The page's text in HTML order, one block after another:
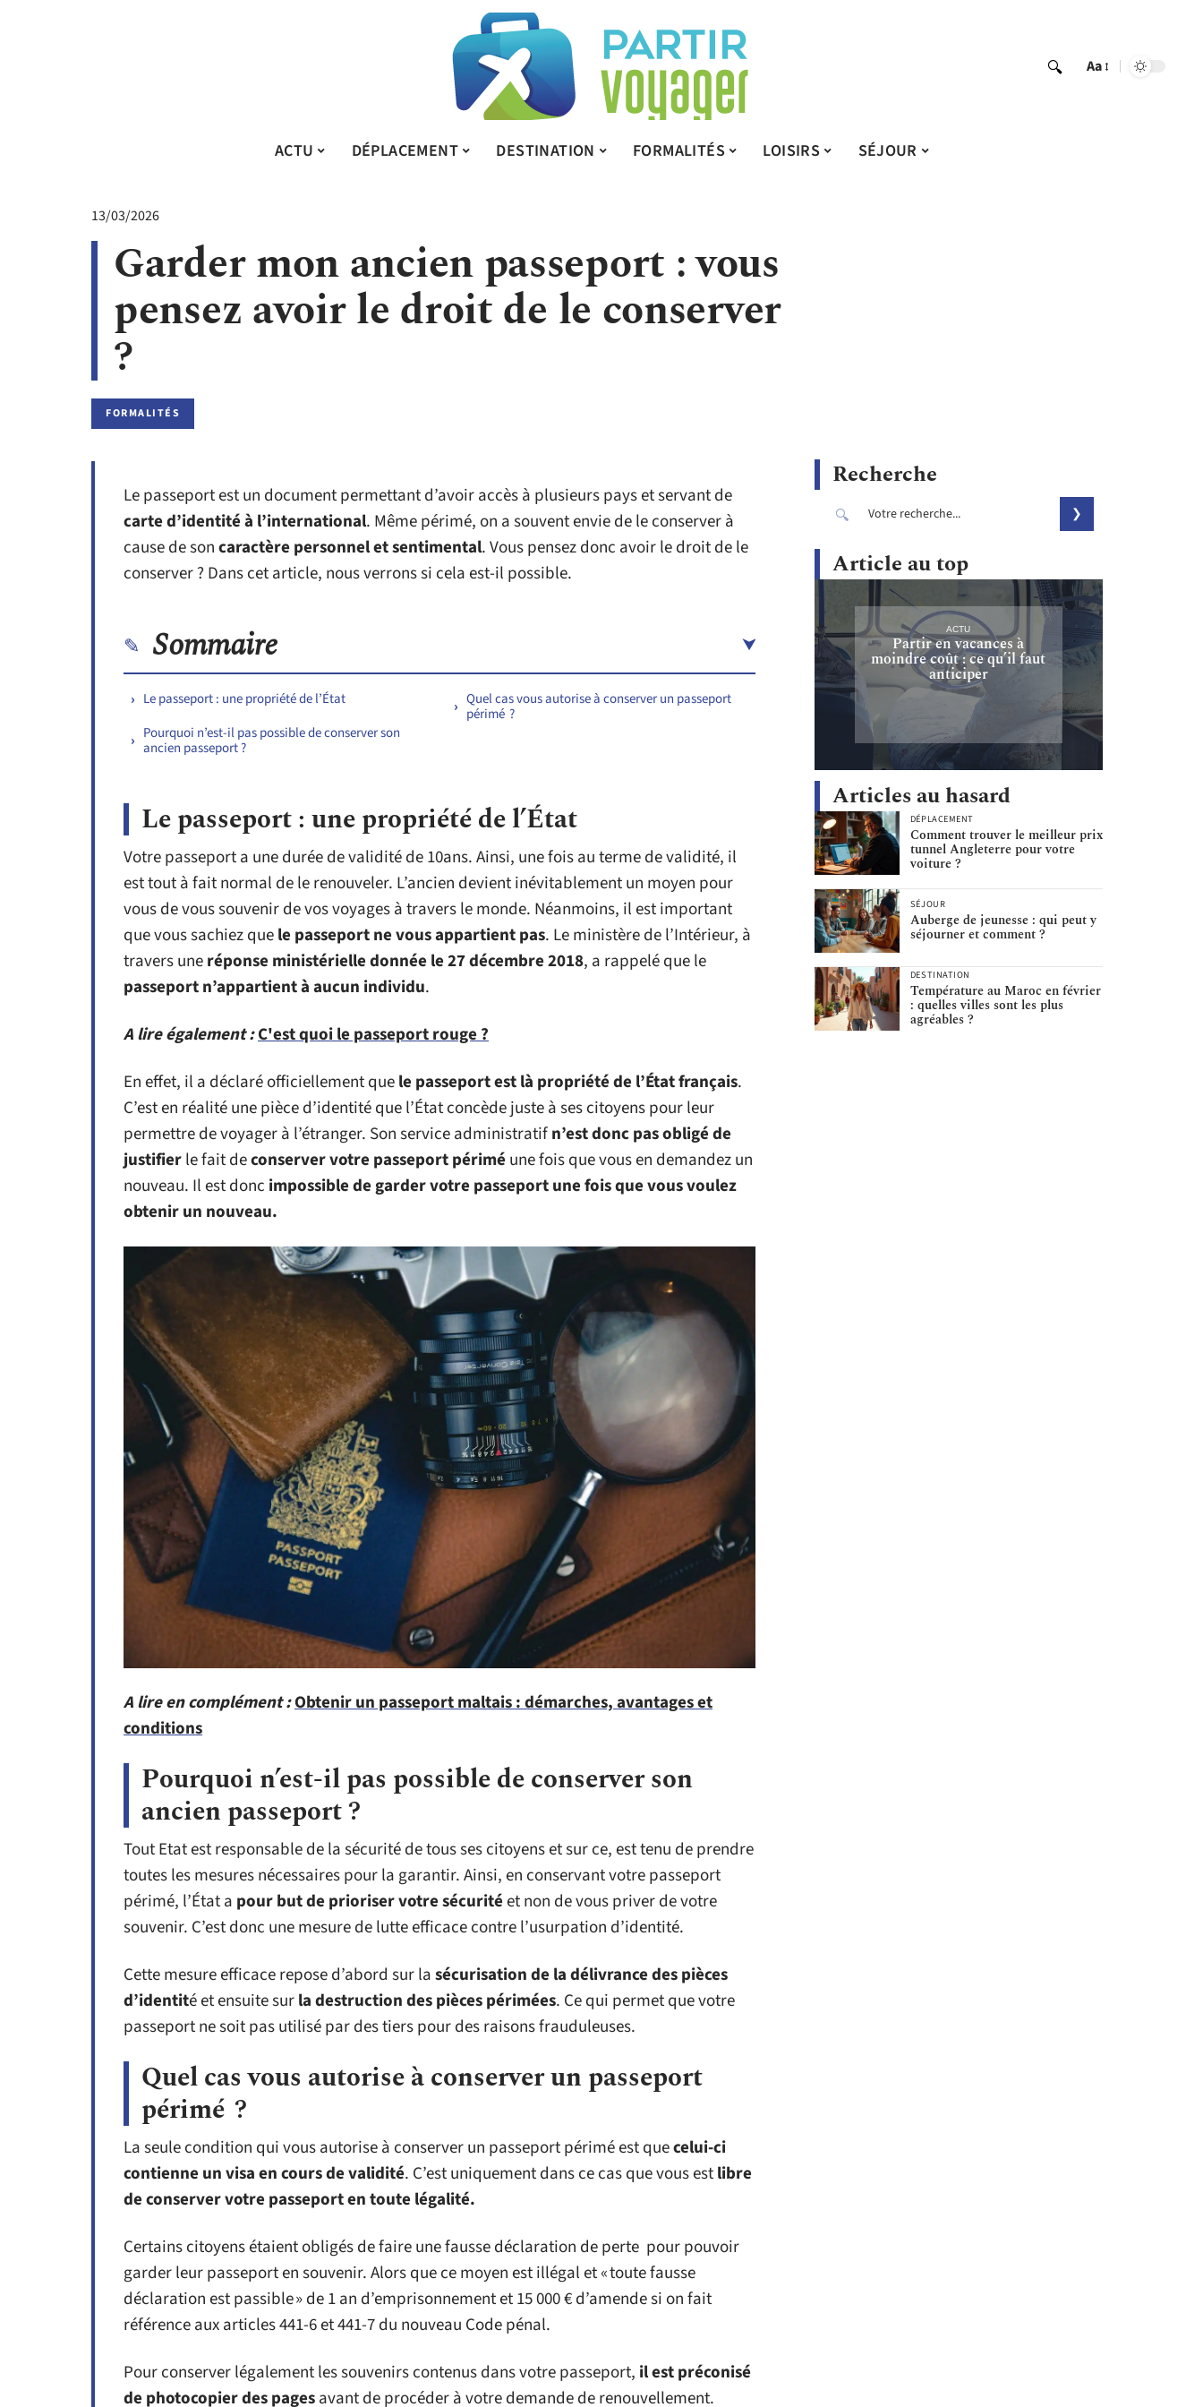
Aa
ACTU DÉPLACEMENT DESTINATION FORMALITÉS LOISIRS SÉJOUR
13/03/2026
Garder mon ancien passeport : vous
pensez avoir le droit de le conserver
?
FORMALITÉS
Le passeport est un document permettant d’avoir accès à plusieurs pays et servant de
carte d’identité à l’international. Même périmé, on a souvent envie de le conserver à
cause de soncaractère personnel et sentimental. Vous pensez donc avoir le droit de le
conserver ? Dans cet article, nous verrons si cela est-il possible.
Sommaire
Le passeport : une propriété de l’État
Pourquoi n’est-il pas possible de conserver son
ancien passeport ?
Quel cas vous autorise à conserver un passeport
périmé ?
Le passeport : une propriété de l’État
Votre passeport a une durée de validité de 10ans. Ainsi, une fois au terme de validité, il
est tout à fait normal de le renouveler. L’ancien devient inévitablement un moyen pour
vous de vous souvenir de vos voyages à travers le monde. Néanmoins, il est important
que vous sachiez quele passeport ne vous appartient pas. Le ministère de l’Intérieur, à
travers uneréponse ministérielle donnée le 27 décembre 2018, a rappelé que le
passeport n’appartient à aucun individu.
A lire également :C'est quoi le passeport rouge ?
En effet, il a déclaré officiellement quele passeport est là propriété de l’État français.
C’est en réalité une pièce d’identité que l’État concède juste à ses citoyens pour leur
permettre de voyager à l’étranger. Son service administratifn’est donc pas obligé de
justifierle fait deconserver votre passeport périmé une fois que vous en demandez un
nouveau. Il est donc impossible de garder votre passeport une fois que vous voulez
obtenir un nouveau.
A lire en complément :Obtenir un passeport maltais : démarches, avantages et
conditions
Pourquoi n’est-il pas possible de conserver son
ancien passeport ?
Tout Etat est responsable de la sécurité de tous ses citoyens et sur ce, est tenu de prendre
toutes les mesures nécessaires pour la garantir. Ainsi, en conservant votre passeport
périmé, l’État a pour but de prioriser votre sécuritéet non de vous priver de votre
souvenir. C’est donc une mesure de lutte efficace contre l’usurpation d’identité.
Cette mesure efficace repose d’abord sur lasécurisation de la délivrance des pièces
d’identité et ensuite surla destruction des pièces périmées. Ce qui permet que votre
passeport ne soit pas utilisé par des tiers pour des raisons frauduleuses.
Quel cas vous autorise à conserver un passeport
périmé ?
La seule condition qui vous autorise à conserver un passeport périmé est quecelui-ci
contienne un visa en cours de validité. C’est uniquement dans ce cas que vous estlibre
de conserver votre passeport en toute légalité.
Certains citoyens étaient obligés de faire une fausse déclaration de perte pour pouvoir
garder leur passeport en souvenir. Alors que ce moyen est illégal et « toute fausse
déclaration est passible » de 1 an d’emprisonnement et 15 000 € d’amende si on fait
référence aux articles 441-6 et 441-7 du nouveau Code pénal.
Pour conserver légalement les souvenirs contenus dans votre passeport, il est préconisé
de photocopier des pagesavant de procéder à votre demande de renouvellement.
Recherche
Article au top
ACTU
Partir en vacances à
moindre coût : ce qu’il faut
anticiper
Articles au hasard
DÉPLACEMENT
Comment trouver le meilleur prix
tunnel Angleterre pour votre
voiture ?
SÉJOUR
Auberge de jeunesse : qui peut y
séjourner et comment ?
DESTINATION
Température au Maroc en février
: quelles villes sont les plus
agréables ?